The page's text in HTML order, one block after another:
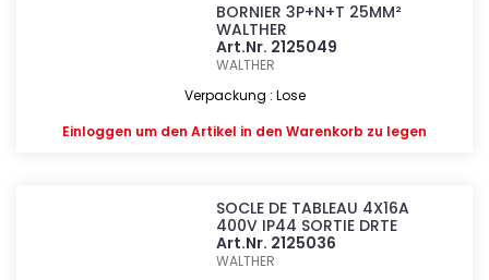
BORNIER 3P+N+T 25MM²
WALTHER
Art.Nr. 2125049
WALTHER
Verpackung : Lose
Einloggen um den Artikel in den Warenkorb zu legen
SOCLE DE TABLEAU 4X16A
400V IP44 SORTIE DRTE
Art.Nr. 2125036
WALTHER